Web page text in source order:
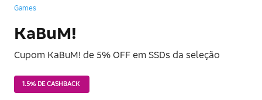
Games
KaBuM!
Cupom KaBuM! de 5% OFF em SSDs da seleção
1.5% DE CASHBACK